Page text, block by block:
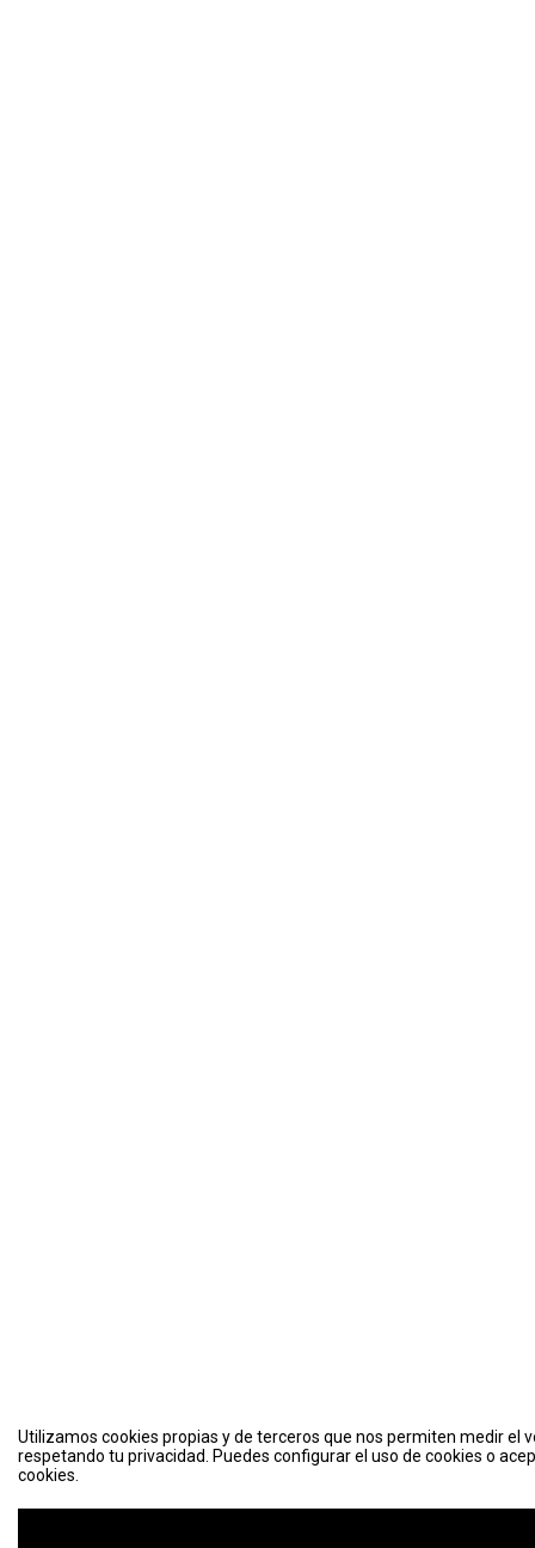
Utilizamos cookies propias y de terceros que nos permiten medir el
respetando tu privacidad. Puedes configurar el uso de cookies o
cookies.